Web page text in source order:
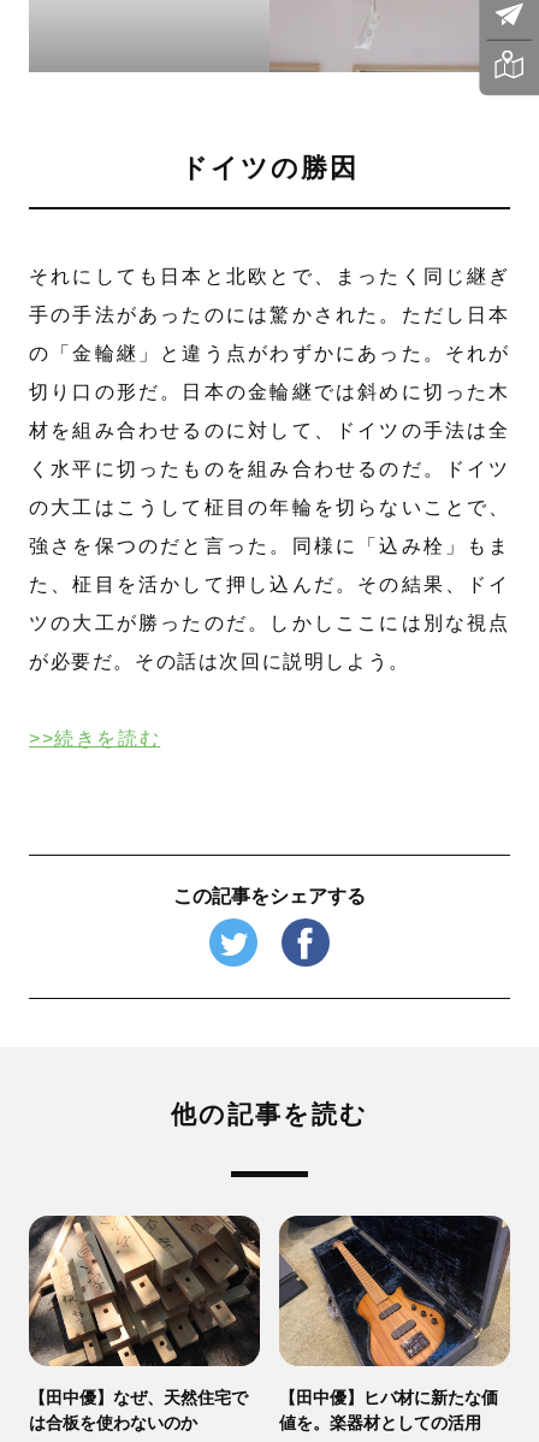
ドイツの勝因
それにしても日本と北欧とで、まったく同じ継ぎ
手の手法があったのには驚かされた。ただし日本
の「金輪継」と違う点がわずかにあった。それが
切り口の形だ。日本の金輪継では斜めに切った木
材を組み合わせるのに対して、ドイツの手法は全
く水平に切ったものを組み合わせるのだ。ドイツ
の大工はこうして柾目の年輪を切らないことで、
強さを保つのだと言った。同様に「込み栓」もま
た、柾目を活かして押し込んだ。その結果、ドイ
ツの大工が勝ったのだ。しかしここには別な視点
が必要だ。その話は次回に説明しよう。
>>続きを読む
この記事をシェアする
他の記事を読む
【田中優】なぜ、天然住宅で
は合板を使わないのか
【田中優】ヒバ材に新たな価
値を。楽器材としての活用